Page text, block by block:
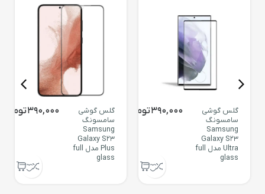
گلس گوشی
سامسونگ
Samsung
Galaxy S23
Ultra مدل full
glass
390,000تومان
گلس گوشی
سامسونگ
Samsung
Galaxy S23
Plus مدل full
glass
390,000تومان